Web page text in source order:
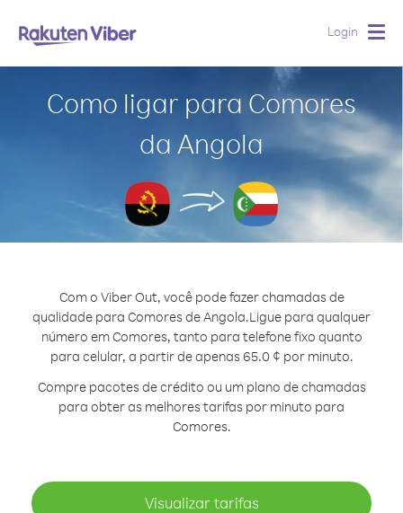
Login
Como ligar para Comores
da Angola
Com o Viber Out, você pode fazer chamadas de
qualidade para Comores de Angola.Ligue para qualquer
número em Comores, tanto para telefone fixo quanto
para celular, a partir de apenas 65.0 ¢ por minuto.
Compre pacotes de crédito ou um plano de chamadas
para obter as melhores tarifas por minuto para
Comores.
Visualizar tarifas